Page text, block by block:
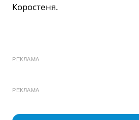
Коростеня.
РЕКЛАМА
РЕКЛАМА